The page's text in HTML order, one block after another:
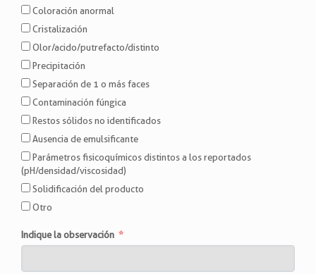
Coloración anormal
Cristalización
Olor/acido/putrefacto/distinto
Precipitación
Separación de 1 o más faces
Contaminación fúngica
Restos sólidos no identificados
Ausencia de emulsificante
Parámetros fisicoquímicos distintos a los reportados
(pH/densidad/viscosidad)
Solidificación del producto
Otro
Indique la observación